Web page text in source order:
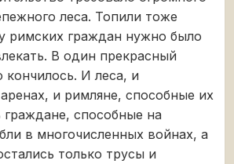
леса. Топили тоже
римских граждан нужно было
В один прекрасный
кончилось. И леса, и
и римляне, способные их
граждане, способные на
в многочисленных войнах, а
только трусы и